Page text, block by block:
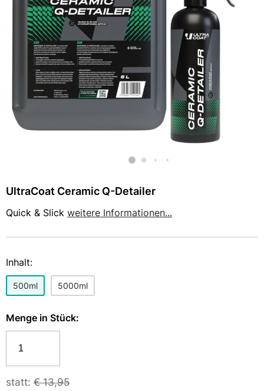
UltraCoat Ceramic Q-Detailer
Quick & Slick weitere Informationen...
Inhalt:
500ml 5000ml
Menge in Stück:
statt: €13,95